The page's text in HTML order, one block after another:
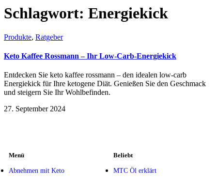
Schlagwort: Energiekick
Produkte, Ratgeber
Keto Kaffee Rossmann – Ihr Low-Carb-Energiekick
Entdecken Sie keto kaffee rossmann – den idealen low-carb
Energiekick für Ihre ketogene Diät. Genießen Sie den Geschmack
und steigern Sie Ihr Wohlbefinden.
27. September 2024
Menü
Abnehmen mit Keto
Beliebt
MTC Öl erklärt